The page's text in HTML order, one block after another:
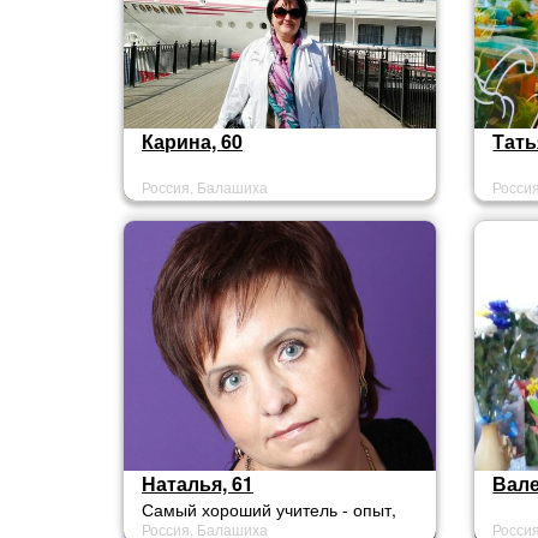
Карина, 60
Россия, Балашиха
Наталья, 61
Самый хороший учитель - опыт,
правда берет дорого, но
Россия, Балашиха